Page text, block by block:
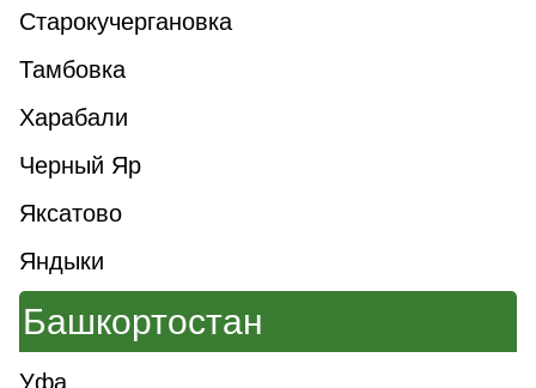
Старокучергановка
Тамбовка
Харабали
Черный Яр
Яксатово
Яндыки
Башкортостан
Уфа